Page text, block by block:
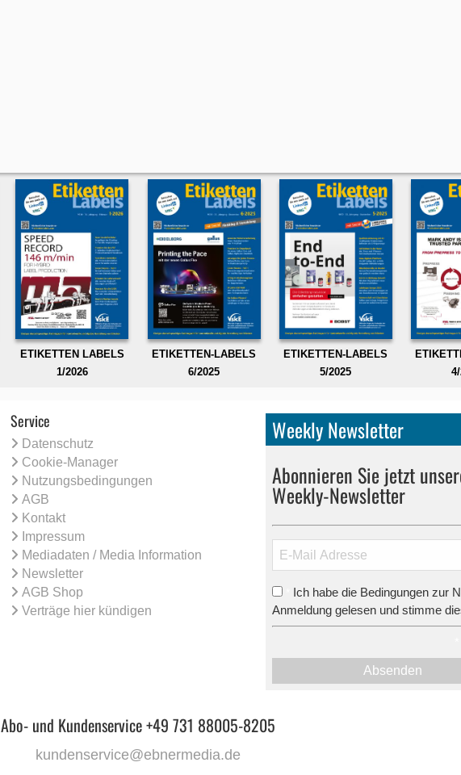
ETIKETTEN LABELS
1/2026
ETIKETTEN-LABELS
6/2025
ETIKETTEN-LABELS
5/2025
Service
Datenschutz
Cookie-Manager
Nutzungsbedingungen
AGB
Kontakt
Impressum
Mediadaten / Media Information
Newsletter
AGB Shop
Verträge hier kündigen
Weekly Newsletter
Abonnieren Sie jetzt
Weekly-Newsletter
Ich habe die Bedingungen zur
Anmeldung gelesen und stimme
Absenden
Abo- und Kundenservice +49 731 88005-8205
kundenservice@ebnermedia.de